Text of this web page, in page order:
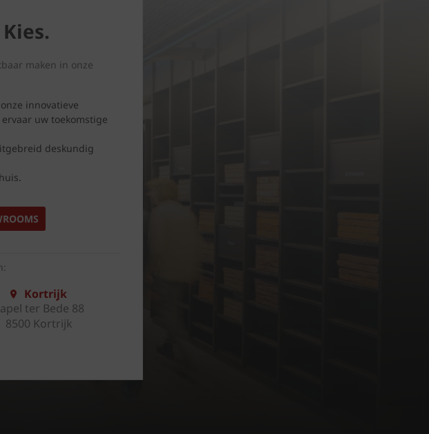
maken in onze
innovatieve
uw toekomstige
deskundig
Kortrijk
ter Bede 88
8500 Kortrijk